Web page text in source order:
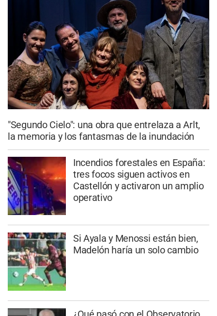
"Segundo Cielo": una obra que entrelaza a Arlt,
la memoria y los fantasmas de la inundación
Incendios forestales en España:
tres focos siguen activos en
Castellón y activaron un amplio
operativo
Si Ayala y Menossi están bien,
Madelón haría un solo cambio